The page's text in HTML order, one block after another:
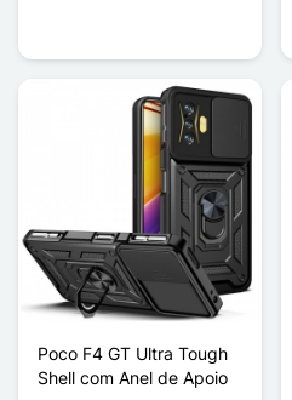
Poco F4 GT Ultra Tough
Shell com Anel de Apoio